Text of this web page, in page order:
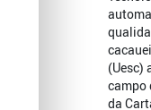
(Uesc)
campo
da